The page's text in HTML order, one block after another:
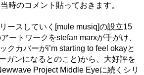
時のコメント貼っておきます。
ースしていく[mule musiq]の設立15
ートワークをstefan marxが手がけ、
クカバーがi’m starting to feel okayと
ガンになるとのこと)から、大好評を
Project Middle Eyeに続くシリ